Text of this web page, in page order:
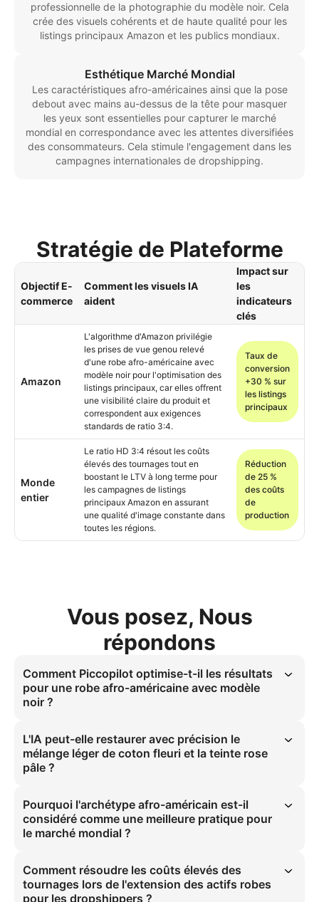
professionnelle de la photographie du modèle noir. Cela
crée des visuels cohérents et de haute qualité pour les
listings principaux Amazon et les publics mondiaux.
Esthétique Marché Mondial
Les caractéristiques afro-américaines ainsi que la pose
debout avec mains au-dessus de la tête pour masquer
les yeux sont essentielles pour capturer le marché
mondial en correspondance avec les attentes diversifiées
des consommateurs. Cela stimule l'engagement dans les
campagnes internationales de dropshipping.
Stratégie de Plateforme
Objectif E-
commerce
Comment les visuels IA
aident
Impact sur
les
indicateurs
clés
Amazon
L'algorithme d'Amazon privilégie
les prises de vue genou relevé
d'une robe afro-américaine avec
modèle noir pour l'optimisation des
listings principaux, car elles offrent
une visibilité claire du produit et
correspondent aux exigences
standards de ratio 3:4.
Taux de
conversion
+30 % sur
les listings
principaux
Monde
entier
Le ratio HD 3:4 résout les coûts
élevés des tournages tout en
boostant le LTV à long terme pour
les campagnes de listings
principaux Amazon en assurant
une qualité d'image constante dans
toutes les régions.
Réduction
de 25 %
des coûts
de
production
Vous posez, Nous
répondons
Comment Piccopilot optimise-t-il les résultats
pour une robe afro-américaine avec modèle
noir ?
afro-américaines avec modèle noir grâce à l'intégration du ratio 3:4
et de l'éclairage studio doux. Cela résout les coûts élevés des
tournages et les contraintes météo, livrant des images
professionnelles pour les listings principaux Amazon.
L'IA peut-elle restaurer avec précision le
mélange léger de coton fleuri et la teinte rose
pâle ?
pâle avec drapé doux et flux subtil. Cela résout la retouche complexe
des images mannequin en associant les propriétés de réflexion
lumineuse du matériau à l'éclairage studio doux.
Pourquoi l'archétype afro-américain est-il
considéré comme une meilleure pratique pour
le marché mondial ?
commerce mondial en répondant à la représentation diversifiée des
consommateurs. Cela assure l'inclusion et stimule un engagement
supérieur dans les campagnes internationales pour les marques de
Comment résoudre les coûts élevés des
tournages lors de l'extension des actifs robes
pour les dropshippers ?